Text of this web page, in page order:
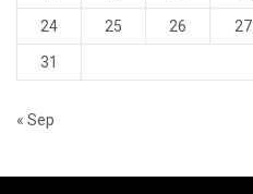
24 25 26 27
31
« Sep